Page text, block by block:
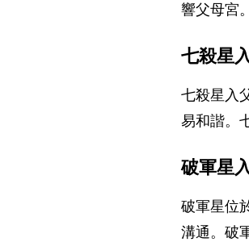
響父母宮。
七殺星
七殺星入
易和諧。
破軍星
破軍星位
溝通。破